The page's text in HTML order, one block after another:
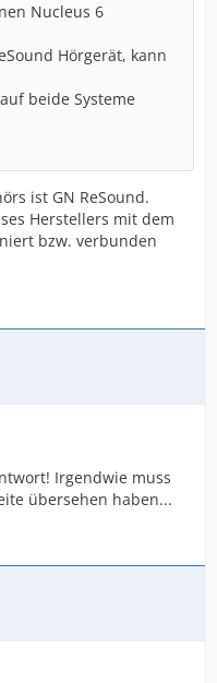
Nucleus 6
Hörgerät, kann
beide Systeme
ist GN ReSound.
Herstellers mit dem
bzw. verbunden
Irgendwie muss
übersehen haben...